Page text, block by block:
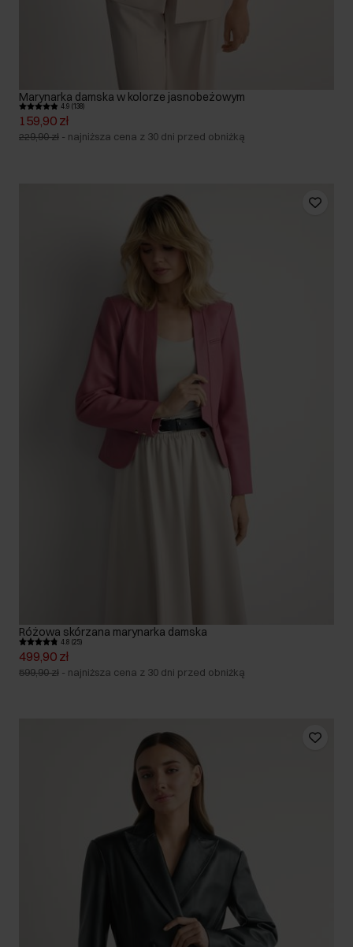
Marynarka damska w kolorze jasnobeżowym
4.9 (138)
159,90 zł
229,90 zł - najniższa cena z 30 dni przed obniżką
Różowa skórzana marynarka damska
4.8 (25)
499,90 zł
599,90 zł - najniższa cena z 30 dni przed obniżką